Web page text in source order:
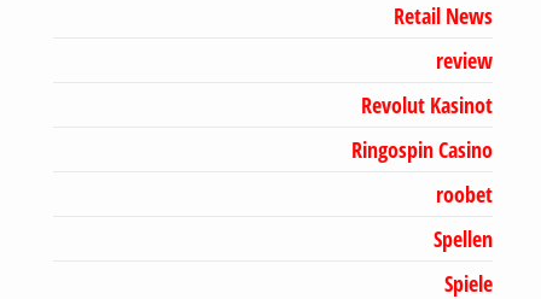
Retail News
review
Revolut Kasinot
Ringospin Casino
roobet
Spellen
Spiele